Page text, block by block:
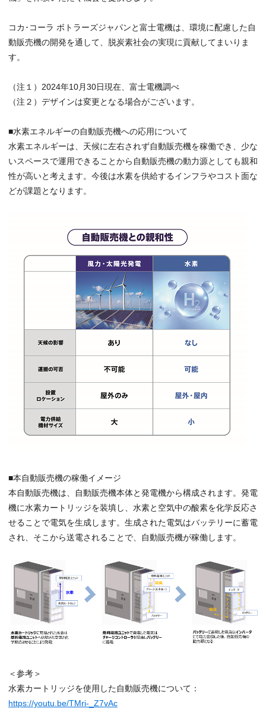
コカ･コーラ ボトラーズジャパンと富士電機は、環境に配慮した自
動販売機の開発を通して、脱炭素社会の実現に貢献してまいりま
す。
（注１）2024年10月30日現在、富士電機調べ
（注２）デザインは変更となる場合がございます。
■水素エネルギーの自動販売機への応用について
水素エネルギーは、天候に左右されず自動販売機を稼働でき、少な
いスペースで運用できることから自動販売機の動力源としても親和
性が高いと考えます。今後は水素を供給するインフラやコスト面な
どが課題となります。
■本自動販売機の稼働イメージ
本自動販売機は、自動販売機本体と発電機から構成されます。発電
機に水素カートリッジを装填し、水素と空気中の酸素を化学反応さ
せることで電気を生成します。生成された電気はバッテリーに蓄電
され、そこから送電されることで、自動販売機が稼働します。
＜参考＞
水素カートリッジを使用した自動販売機について：
https://youtu.be/TMri-_Z7vAc